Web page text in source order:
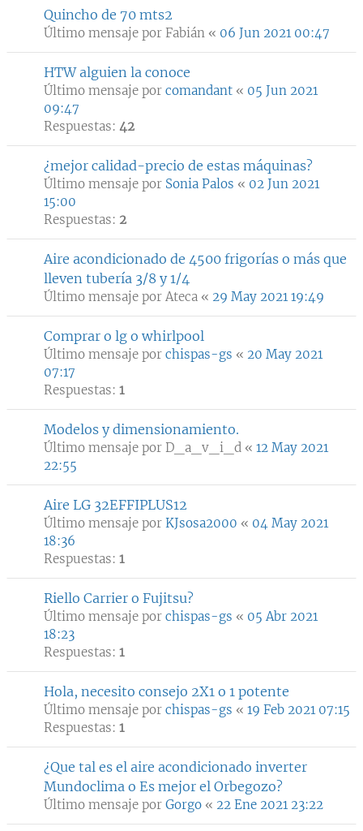
Quincho de 70 mts2
Último mensaje por Fabián « 06 Jun 2021 00:47
HTW alguien la conoce
Último mensaje por comandant « 05 Jun 2021
09:47
Respuestas: 42
¿mejor calidad-precio de estas máquinas?
Último mensaje por Sonia Palos « 02 Jun 2021
15:00
Respuestas: 2
Aire acondicionado de 4500 frigorías o más que
lleven tubería 3/8 y 1/4
Último mensaje por Ateca « 29 May 2021 19:49
Comprar o lg o whirlpool
Último mensaje por chispas-gs « 20 May 2021
07:17
Respuestas: 1
Modelos y dimensionamiento.
Último mensaje por D_a_v_i_d « 12 May 2021
22:55
Aire LG 32EFFIPLUS12
Último mensaje por KJsosa2000 « 04 May 2021
18:36
Respuestas: 1
Riello Carrier o Fujitsu?
Último mensaje por chispas-gs « 05 Abr 2021
18:23
Respuestas: 1
Hola, necesito consejo 2X1 o 1 potente
Último mensaje por chispas-gs « 19 Feb 2021 07:15
Respuestas: 1
¿Que tal es el aire acondicionado inverter
Mundoclima o Es mejor el Orbegozo?
Último mensaje por Gorgo « 22 Ene 2021 23:22